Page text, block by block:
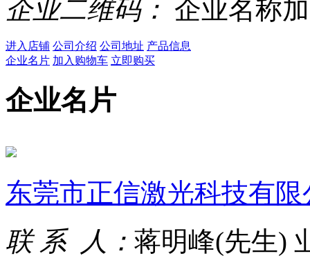
企业二维码： 企业名称
进入店铺 公司介绍 公司地址 产品信息
企业名片 加入购物车 立即购买
企业名片
东莞市正信激光科技有限
联 系 人： 蒋明峰(先生)